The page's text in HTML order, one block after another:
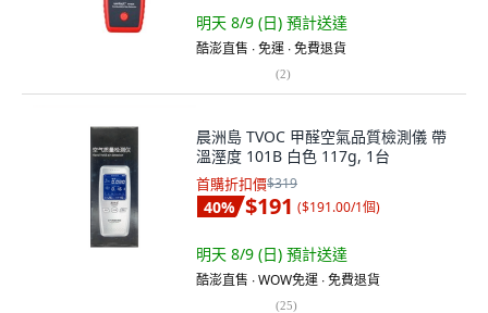
明天 8/9 (日) 預計送達
酷澎直售 ∙ 免運 ∙ 免費退貨
(2)
晨洲島 TVOC 甲醛空氣品質檢測儀 帶
溫溼度 101B 白色 117g, 1台
首購折扣價$319
40% $191 ($191.00/1個)
明天 8/9 (日) 預計送達
酷澎直售 ∙ WOW免運 ∙ 免費退貨
(25)